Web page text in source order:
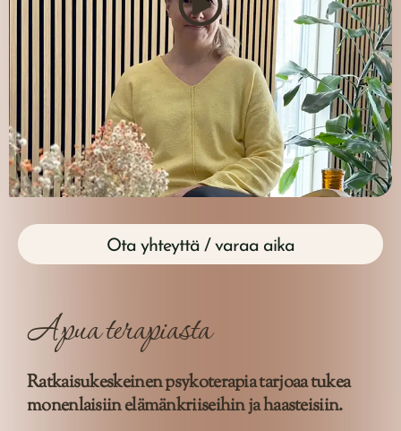
Ota yhteyttä / varaa aika
Apua terapiasta
Ratkaisukeskeinen psykoterapia tarjoaa tukea
monenlaisiin elämänkriiseihin ja haasteisiin.